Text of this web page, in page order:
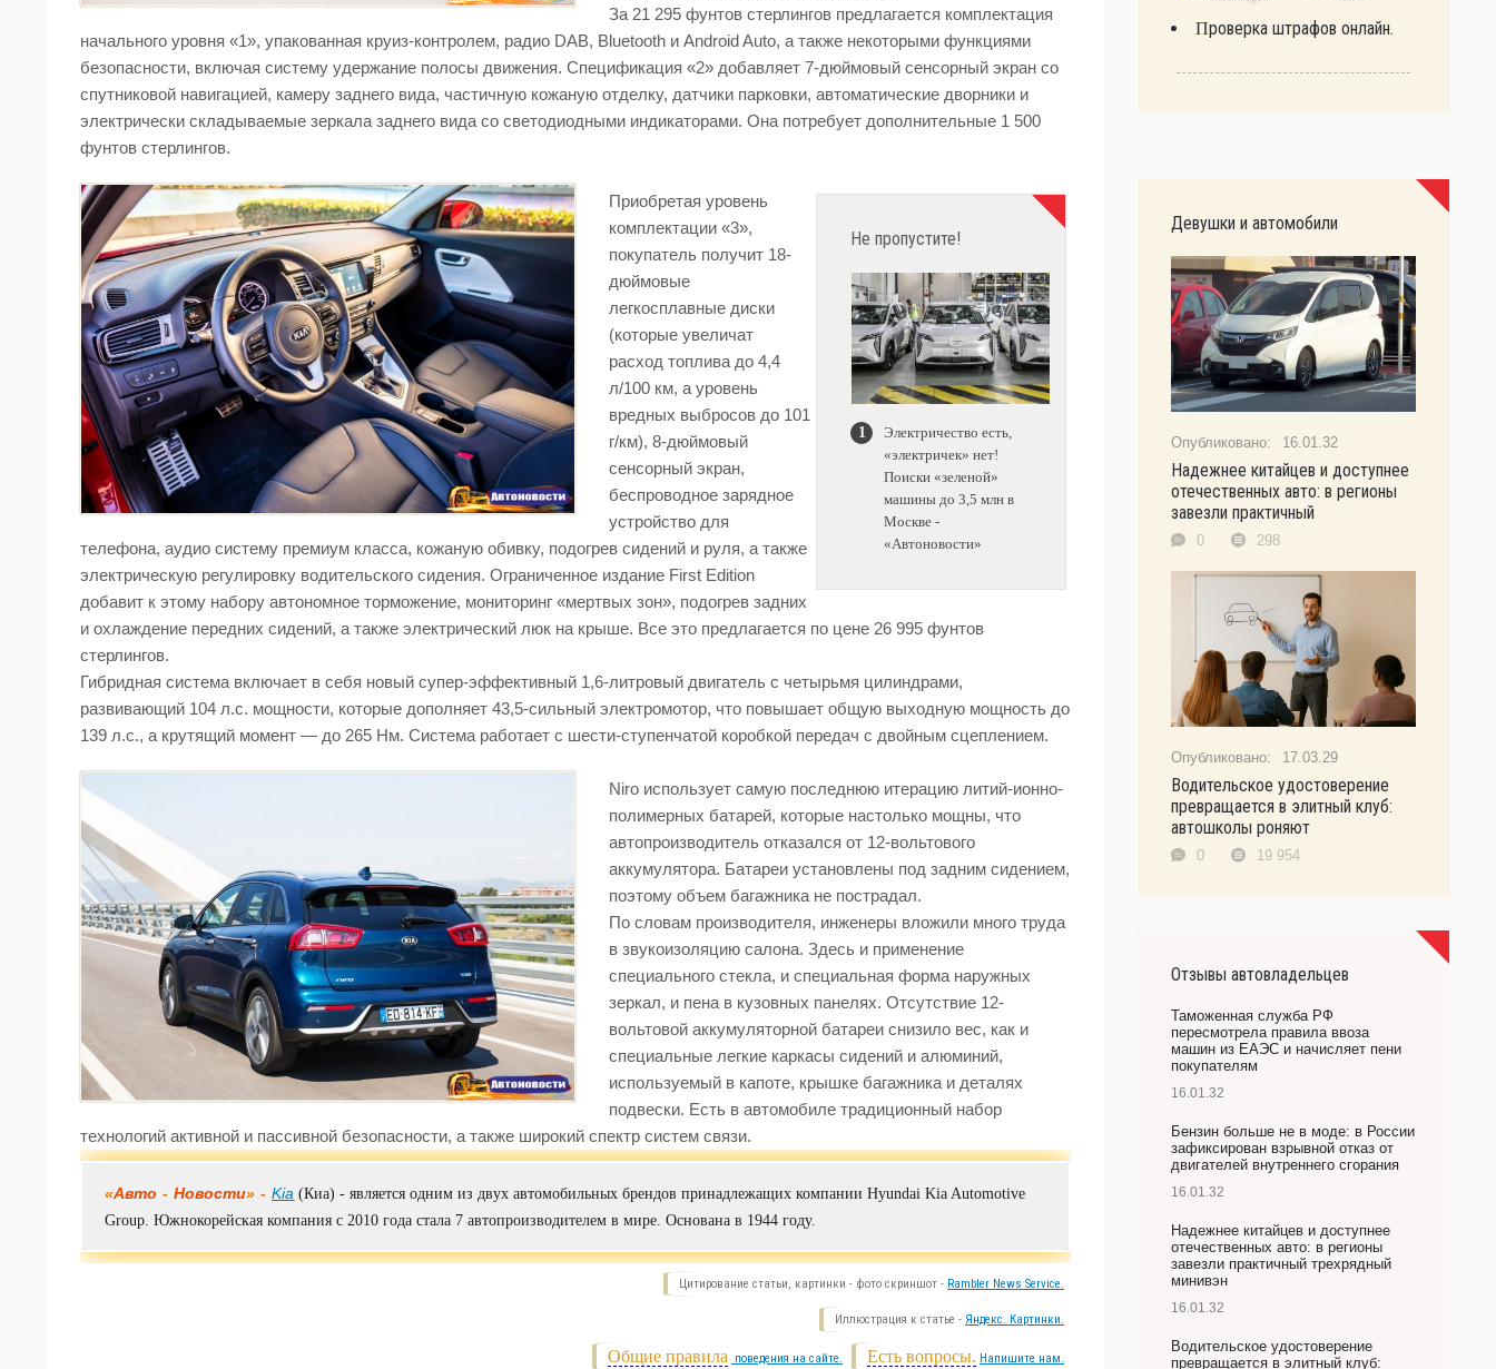
За 21 295 фунтов стерлингов предлагается комплектация
начального уровня «1», упакованная круиз-контролем, радио DAB, Bluetooth и Android Auto, а также некоторыми функциями
безопасности, включая систему удержание полосы движения. Спецификация «2» добавляет 7-дюймовый сенсорный экран со
спутниковой навигацией, камеру заднего вида, частичную кожаную отделку, датчики парковки, автоматические дворники и
электрически складываемые зеркала заднего вида со светодиодными индикаторами. Она потребует дополнительные 1 500
фунтов стерлингов.
Не пропустите!
Электричество есть,
«электричек» нет!
Поиски «зеленой»
машины до 3,5 млн в
Москве -
«Автоновости»
Приобретая уровень
комплектации «3»,
покупатель получит 18-
дюймовые
легкосплавные диски
(которые увеличат
расход топлива до 4,4
л/100 км, а уровень
вредных выбросов до 101
г/км), 8-дюймовый
сенсорный экран,
беспроводное зарядное
устройство для
телефона, аудио систему премиум класса, кожаную обивку, подогрев сидений и руля, а также
электрическую регулировку водительского сидения. Ограниченное издание First Edition
добавит к этому набору автономное торможение, мониторинг «мертвых зон», подогрев задних
и охлаждение передних сидений, а также электрический люк на крыше. Все это предлагается по цене 26 995 фунтов
стерлингов.
Гибридная система включает в себя новый супер-эффективный 1,6-литровый двигатель с четырьмя цилиндрами,
развивающий 104 л.с. мощности, которые дополняет 43,5-сильный электромотор, что повышает общую выходную мощность до
139 л.с., а крутящий момент — до 265 Нм. Система работает с шести-ступенчатой коробкой передач с двойным сцеплением.
Niro использует самую последнюю итерацию литий-ионно-
полимерных батарей, которые настолько мощны, что
автопроизводитель отказался от 12-вольтового
аккумулятора. Батареи установлены под задним сидением,
поэтому объем багажника не пострадал.
По словам производителя, инженеры вложили много труда
в звукоизоляцию салона. Здесь и применение
специального стекла, и специальная форма наружных
зеркал, и пена в кузовных панелях. Отсутствие 12-
вольтовой аккумуляторной батареи снизило вес, как и
специальные легкие каркасы сидений и алюминий,
используемый в капоте, крышке багажника и деталях
подвески. Есть в автомобиле традиционный набор
технологий активной и пассивной безопасности, а также широкий спектр систем связи.
«Авто -Новости» -Kia (Киа) - является одним из двух автомобильных брендов принадлежащих компании Hyundai Kia Automotive
Group. Южнокорейская компания с 2010 года стала 7 автопроизводителем в мире. Основана в 1944 году.
Цитирование статьи, картинки - фото скриншот - Rambler News Service.
Иллюстрация к статье - Яндекс. Картинки.
Есть вопросы. Напишите нам.
Общие правила поведения на сайте.
Проверка штрафов онлайн.
Девушки и автомобили
16.01.32
Надежнее китайцев и доступнее
отечественных авто: в регионы
завезли практичный
0 298
17.03.29
Водительское удостоверение
превращается в элитный клуб:
автошколы роняют
0 19 954
Отзывы автовладельцев
Таможенная служба РФ
пересмотрела правила ввоза
машин из ЕАЭС и начисляет пени
покупателям
16.01.32
Бензин больше не в моде: в России
зафиксирован взрывной отказ от
двигателей внутреннего сгорания
16.01.32
Надежнее китайцев и доступнее
отечественных авто: в регионы
завезли практичный трехрядный
минивэн
16.01.32
Водительское удостоверение
превращается в элитный клуб: